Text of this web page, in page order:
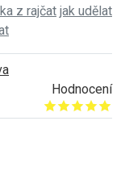
z rajčat jak udělat
Hodnocení
Give it 1/5
Give it 2/5
Give it 3/5
Give it 4/5
Give it 5/5